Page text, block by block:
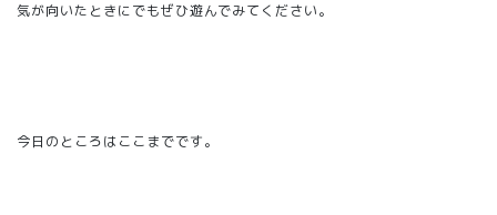
気が向いたときにでもぜひ遊んでみてください。
今日のところはここまでです。